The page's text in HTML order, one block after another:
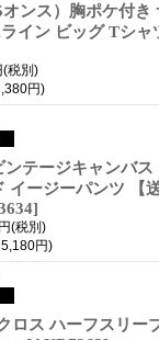
オンス）胸ポケ付
イン ビッグ Tシャ
(税別)
円)
ンテージキャンバス
イージーパンツ 【
(税別)
円)
ロス ハーフスリー